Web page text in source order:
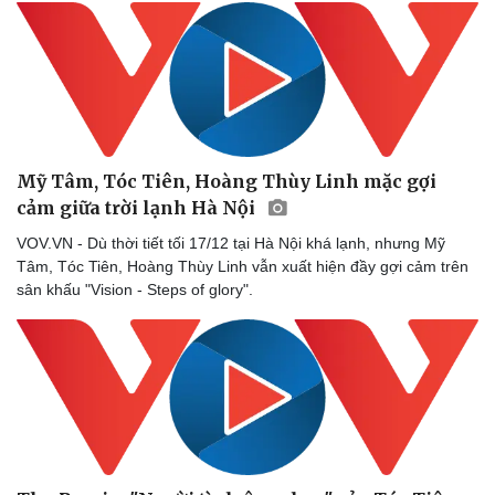
Nam khoa
Làm đẹp - giảm cân
Phòng mạch online
Ăn sạch sống khỏe
Mỹ Tâm, Tóc Tiên, Hoàng Thùy Linh mặc gợi
cảm giữa trời lạnh Hà Nội
VOV.VN - Dù thời tiết tối 17/12 tại Hà Nội khá lạnh, nhưng Mỹ
Tâm, Tóc Tiên, Hoàng Thùy Linh vẫn xuất hiện đầy gợi cảm trên
sân khấu "Vision - Steps of glory".